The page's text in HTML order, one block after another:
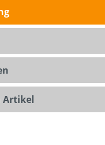
Artikel